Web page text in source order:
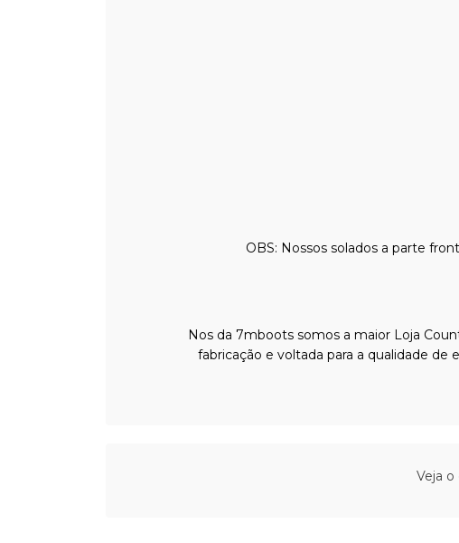
OBS: Nossos solados a parte
Nos da 7mboots somos a maior Loja
fabricação e voltada para a qualidade
Veja